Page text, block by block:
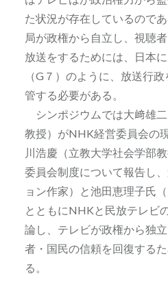
た状況が存在しているので
局が政権から自立し、視聴
放送をするためには、日本
（G７）のように、放送行
管する必要がある。
シンポジウムでは大﨑雄
教授）がNHK経営委員会の
川浩慶（立教大学社会学部
委員会制度について報告し
ョン作家）と池田恵理子氏
とともにNHKと民放テレビ
論し、テレビが政権から独
者・国民の信頼を回復する
る。